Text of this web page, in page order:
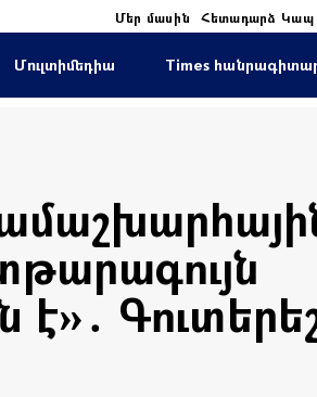
Մեր մասին Հետադարձ Կապ
Մուլտիմեդիա Times